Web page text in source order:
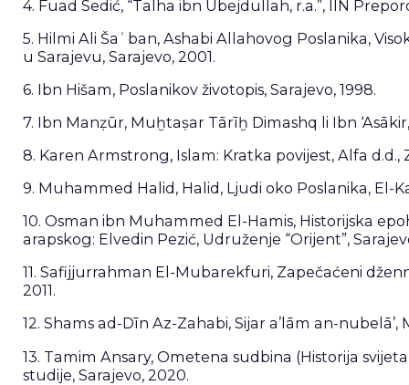
4. Fuad Sedić, “Talha ibn Ubejdullah, r.a.”, IIN
5. Hilmi Ali Šaʿban, Ashabi Allahovog Poslanika,
u Sarajevu, Sarajevo, 2001.
6. Ibn Hišam, Poslanikov životopis, Sarajevo, 1998.
7. Ibn Manẓūr, Muḫtaṣar Tārīḫ Dimashq li Ibn
8. Karen Armstrong, Islam: Kratka povijest, Alfa d.d.,
9. Muhammed Halid, Halid, Ljudi oko Poslanika, El-
10. Osman ibn Muhammed El-Hamis, Historijska
arapskog: Elvedin Pezić, Udruženje “Orijent”,
11. Safijjurrahman El-Mubarekfuri, Zapečaćeni
2011.
12. Shams ad-Dīn Az-Zahabi, Sijar a’lām an-nubelā’,
13. Tamim Ansary, Ometena sudbina (Historija
studije, Sarajevo, 2020.